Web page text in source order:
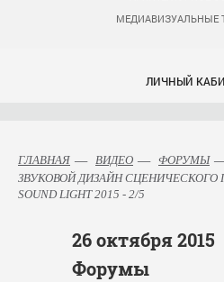
МЕДИАВИЗУАЛЬНЫЕ
ЛИЧНЫЙ
ГЛАВНАЯ ВИДЕО
ФОРУМЫ
ЗВУКОВОЙ ДИЗАЙН СЦЕНИЧЕСКОГО
SOUND LIGHT 2015 - 2/5
26октября2015
Форумы